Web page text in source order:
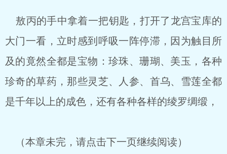
敖丙的手中拿着一把钥匙，打开了龙宫宝库的
大门一看，立时感到呼吸一阵停滞，因为触目所
及的竟然全都是宝物：珍珠、珊瑚、美玉，各种
珍奇的草药，那些灵芝、人参、首乌、雪莲全都
是千年以上的成色，还有各种各样的绫罗绸缎，
（本章未完，请点击下一页继续阅读）